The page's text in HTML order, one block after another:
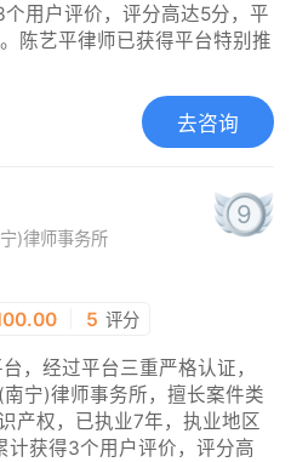
用户评价，评分高达5分，平
陈艺平律师已获得平台特别推
去咨询
)律师事务所
9
5 评分
，经过平台三重严格认证，
宁)律师事务所，擅长案件类
产权，已执业7年，执业地区
计获得3个用户评价，评分高